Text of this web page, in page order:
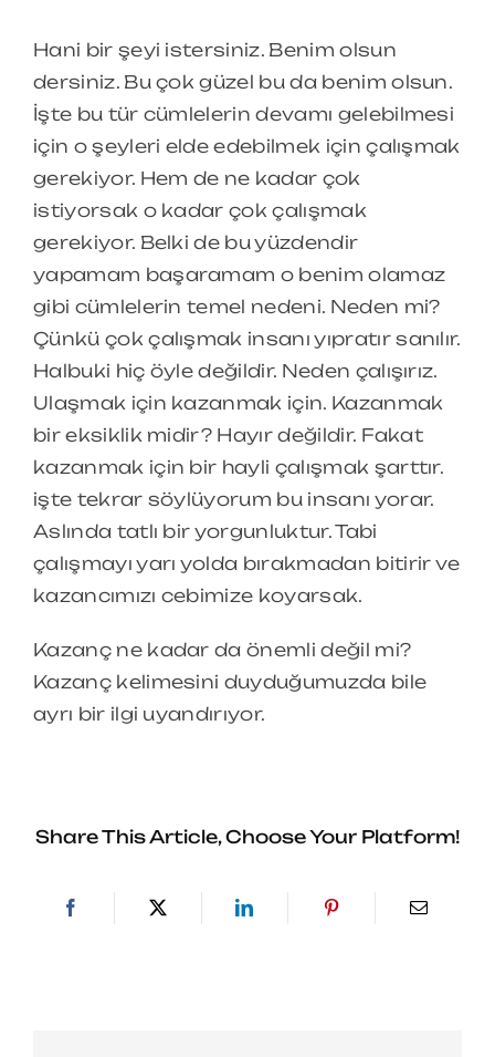
Hani bir şeyi istersiniz. Benim olsun
dersiniz. Bu çok güzel bu da benim olsun.
İşte bu tür cümlelerin devamı gelebilmesi
için o şeyleri elde edebilmek için çalışmak
gerekiyor. Hem de ne kadar çok
istiyorsak o kadar çok çalışmak
gerekiyor. Belki de bu yüzdendir
yapamam başaramam o benim olamaz
gibi cümlelerin temel nedeni. Neden mi?
Çünkü çok çalışmak insanı yıpratır sanılır.
Halbuki hiç öyle değildir. Neden çalışırız.
Ulaşmak için kazanmak için. Kazanmak
bir eksiklik midir? Hayır değildir. Fakat
kazanmak için bir hayli çalışmak şarttır.
işte tekrar söylüyorum bu insanı yorar.
Aslında tatlı bir yorgunluktur. Tabi
çalışmayı yarı yolda bırakmadan bitirir ve
kazancımızı cebimize koyarsak.
Kazanç ne kadar da önemli değil mi?
Kazanç kelimesini duyduğumuzda bile
ayrı bir ilgi uyandırıyor.
Share This Article, Choose Your Platform!